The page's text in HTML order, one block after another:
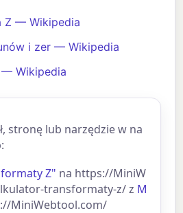
Z — Wikipedia
i zer — Wikipedia
Wikipedia
stronę lub narzędzie w na
Z" na https://MiniW
transformaty-z/ z M
MiniWebtool.com/